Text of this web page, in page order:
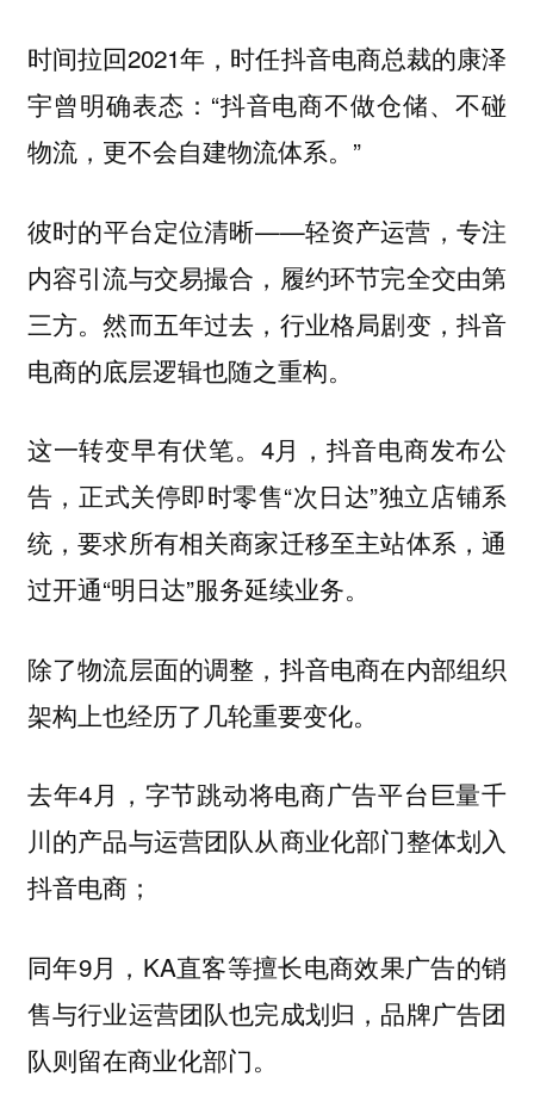
时间拉回2021年，时任抖音电商总裁的康泽
宇曾明确表态：“抖音电商不做仓储、不碰
物流，更不会自建物流体系。”
彼时的平台定位清晰——轻资产运营，专注
内容引流与交易撮合，履约环节完全交由第
三方。然而五年过去，行业格局剧变，抖音
电商的底层逻辑也随之重构。
这一转变早有伏笔。4月，抖音电商发布公
告，正式关停即时零售“次日达”独立店铺系
统，要求所有相关商家迁移至主站体系，通
过开通“明日达”服务延续业务。
除了物流层面的调整，抖音电商在内部组织
架构上也经历了几轮重要变化。
去年4月，字节跳动将电商广告平台巨量千
川的产品与运营团队从商业化部门整体划入
抖音电商；
同年9月，KA直客等擅长电商效果广告的销
售与行业运营团队也完成划归，品牌广告团
队则留在商业化部门。